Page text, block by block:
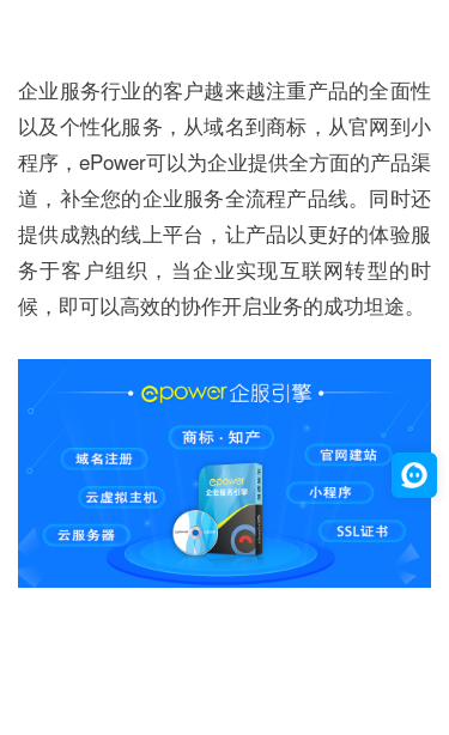
企业服务行业的客户越来越注重产品的全面性
以及个性化服务，从域名到商标，从官网到小
程序，ePower可以为企业提供全方面的产品渠
道，补全您的企业服务全流程产品线。同时还
提供成熟的线上平台，让产品以更好的体验服
务于客户组织，当企业实现互联网转型的时
候，即可以高效的协作开启业务的成功坦途。